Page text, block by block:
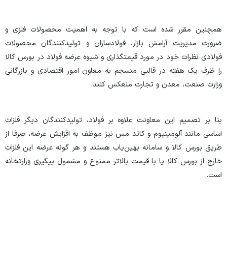
همچنین مقرر شده است که با توجه به اهمیت محصولات فلزی و
ضرورت مدیریت آرامش بازار، فولادسازان و تولیدکنندگان محصولات
فولادی نظرات خود در مورد قیمتگذاری و شیوه عرضه فولاد در بورس کالا
را ظرف یک هفته در قالبی منسجم به معاون امور اقتصادی و بازرگانی
وزارت صنعت، معدن و تجارت منعکس کنند.
بنا بر تصمیم این معاونت علاوه بر فولاد، تولیدکنندگان دیگر فلزات
اساسی مانند آلومینیوم و کاتد مس نیز موظف به افزایش عرضه، صرفا از
طریق بورس کالا و سامانه بهین‌یاب هستند و هر گونه عرضه این فلزات
خارج از بورس کالا یا با قیمت بالاتر ممنوع و مشمول پیگیری وزارتخانه
است.